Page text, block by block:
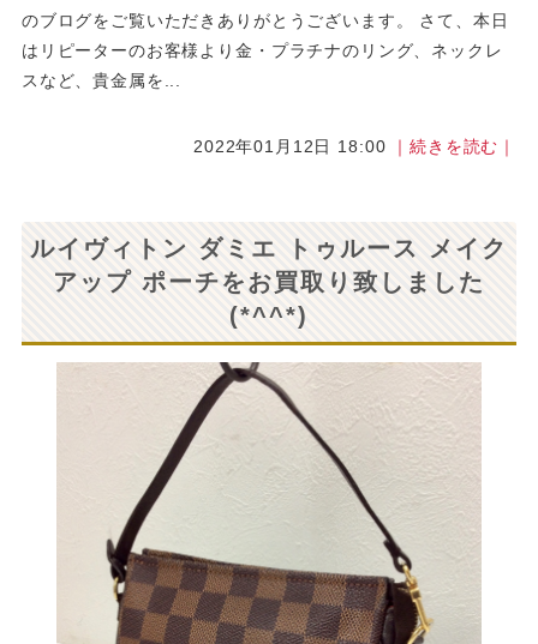
のブログをご覧いただきありがとうございます。 さて、本日
はリピーターのお客様より金・プラチナのリング、ネックレ
スなど、貴金属を...
2022年01月12日 18:00 ｜続きを読む｜
ルイヴィトン ダミエ トゥルース メイク
アップ ポーチをお買取り致しました
(*^^*)